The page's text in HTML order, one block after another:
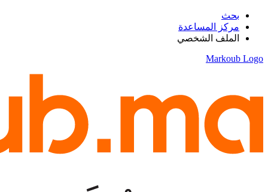
بحث
مركز المساعدة
الملف الشخصي
Markoub Logo